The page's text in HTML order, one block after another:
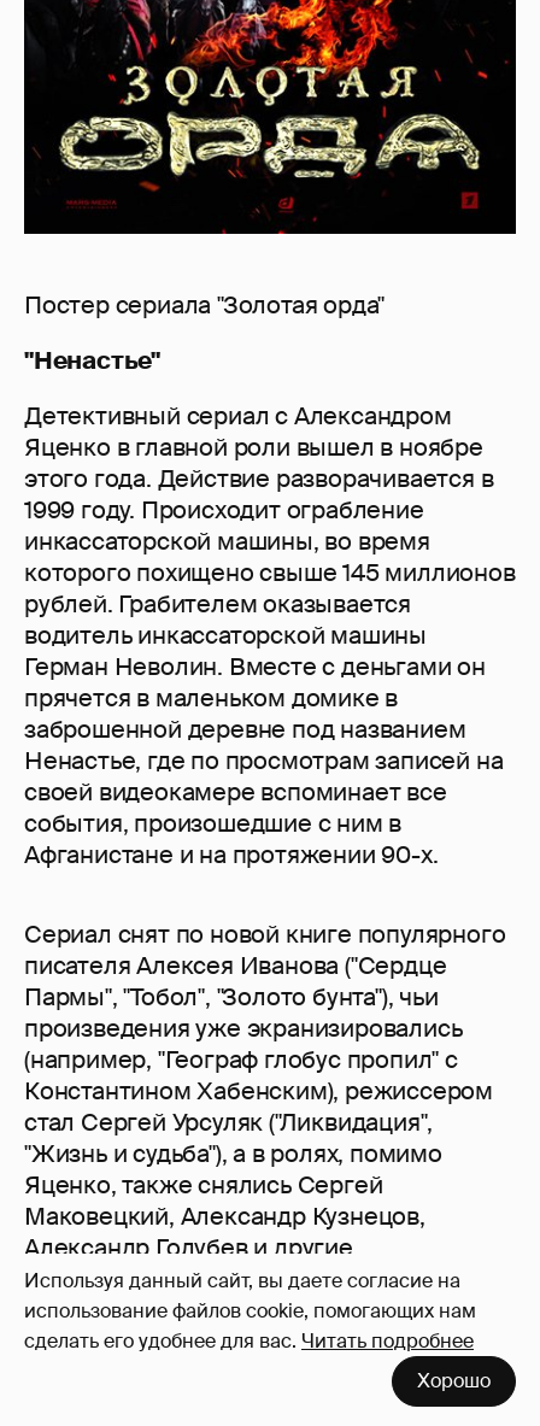
Используя данный сайт, вы даете согласие на
использование файлов cookie, помогающих нам
сделать его удобнее для вас. Читать подробнее
Хорошо
Постер сериала "Золотая орда"
"Ненастье"
Детективный сериал с Александром
Яценко в главной роли вышел в ноябре
этого года. Действие разворачивается в
1999 году. Происходит ограбление
инкассаторской машины, во время
которого похищено свыше 145 миллионов
рублей. Грабителем оказывается
водитель инкассаторской машины
Герман Неволин. Вместе с деньгами он
прячется в маленьком домике в
заброшенной деревне под названием
Ненастье, где по просмотрам записей на
своей видеокамере вспоминает все
события, произошедшие с ним в
Афганистане и на протяжении 90-х.
Сериал снят по новой книге популярного
писателя Алексея Иванова ("Сердце
Пармы", "Тобол", "Золото бунта"), чьи
произведения уже экранизировались
(например, "Географ глобус пропил" с
Константином Хабенским), режиссером
стал Сергей Урсуляк ("Ликвидация",
"Жизнь и судьба"), а в ролях, помимо
Яценко, также снялись Сергей
Маковецкий, Александр Кузнецов,
Александр Голубев и другие.